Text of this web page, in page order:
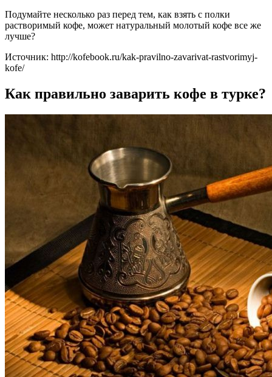
Подумайте несколько раз перед тем, как взять с полки
растворимый кофе, может натуральный молотый кофе все же
лучше?
Источник: http://kofebook.ru/kak-pravilno-zavarivat-rastvorimyj-
kofe/
Как правильно заварить кофе в турке?